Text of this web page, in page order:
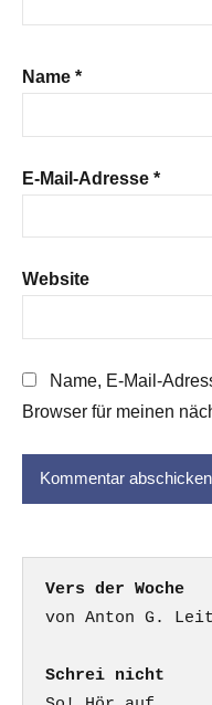
Name *
E-Mail-Adresse *
Website
Name, E-Mail-
Browser für meinen
Vers der Woche
Schrei nicht